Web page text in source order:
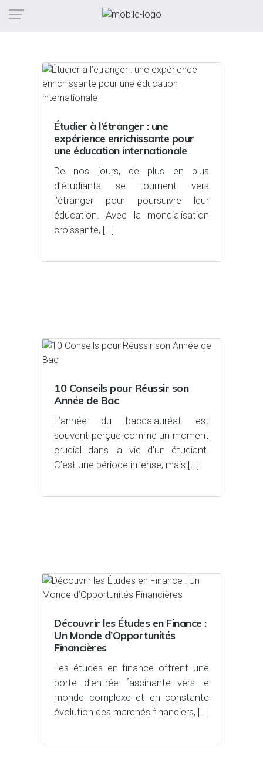
Étiquette :espagne
Étudier à l’étranger : une
expérience enrichissante pour
une éducation internationale
De nos jours, de plus en plus
d’étudiants se tournent vers
l’étranger pour poursuivre leur
éducation. Avec la mondialisation
croissante, […]
10 Conseils pour Réussir son
Année de Bac
L’année du baccalauréat est
souvent perçue comme un moment
crucial dans la vie d’un étudiant.
C’est une période intense, mais […]
Découvrir les Études en Finance :
Un Monde d’Opportunités
Financières
Les études en finance offrent une
porte d’entrée fascinante vers le
monde complexe et en constante
évolution des marchés financiers, […]